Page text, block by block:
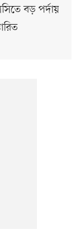
বড় পর্দায়